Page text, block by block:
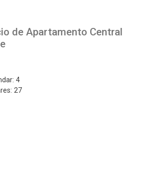
de Apartamento Central
4
27